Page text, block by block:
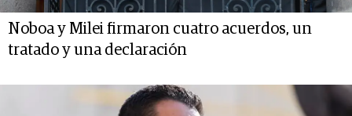
Noboa y Milei firmaron cuatro acuerdos, un
tratado y una declaración